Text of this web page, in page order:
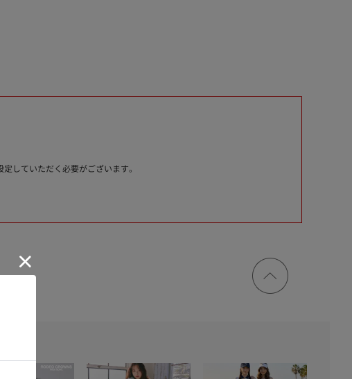
していただく必要がございます。
ページ
トップ